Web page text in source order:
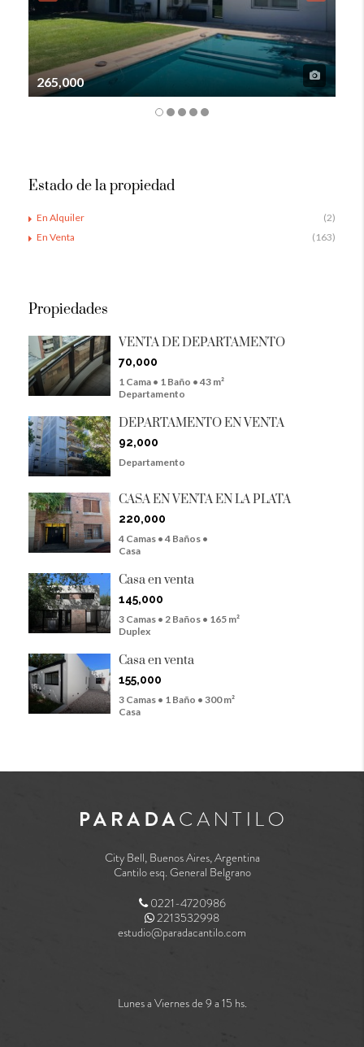
265,000
Estado de la propiedad
En Alquiler
(2)
En Venta
(163)
Propiedades
VENTA DE DEPARTAMENTO
70,000
1 Cama • 1 Baño • 43 m²
Departamento
DEPARTAMENTO EN VENTA
92,000
Departamento
CASA EN VENTA EN LA PLATA
220,000
4 Camas • 4 Baños •
Casa
Casa en venta
145,000
3 Camas • 2 Baños • 165 m²
Duplex
Casa en venta
155,000
3 Camas • 1 Baño • 300 m²
Casa
City Bell, Buenos Aires, Argentina
Cantilo esq. General Belgrano
0221-4720986
2213532998
estudio@paradacantilo.com
Lunes a Viernes de 9 a 15 hs.